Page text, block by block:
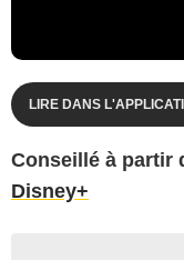
LIRE DANS
Conseillé à partir
Disney+